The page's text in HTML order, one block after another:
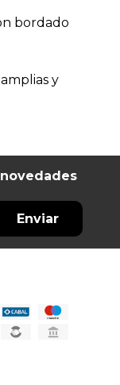
bordado
y
Enviar